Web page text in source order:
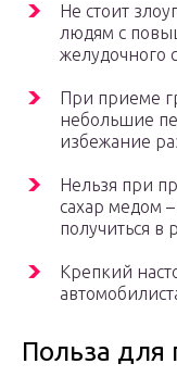
Не стоит
людям с
желудочного
При приеме
небольшие
избежание
Нельзя при
сахар медом
получиться в
Крепкий
Польза для